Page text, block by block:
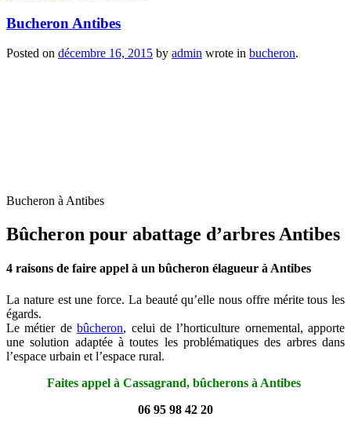
Bucheron Antibes
Posted on décembre 16, 2015 by admin wrote in bucheron.
Bucheron à Antibes
Bûcheron pour abattage d’arbres Antibes
4 raisons de faire appel à un bûcheron élagueur à Antibes
La nature est une force. La beauté qu’elle nous offre mérite tous les
égards.
Le métier debûcheron, celui de l’horticulture ornemental, apporte
une solution adaptée à toutes les problématiques des arbres dans
l’espace urbain et l’espace rural.
Faites appel à Cassagrand, bûcherons à Antibes
06 95 98 42 20